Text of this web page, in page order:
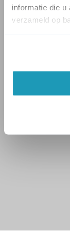
informatie die u
verzameld op